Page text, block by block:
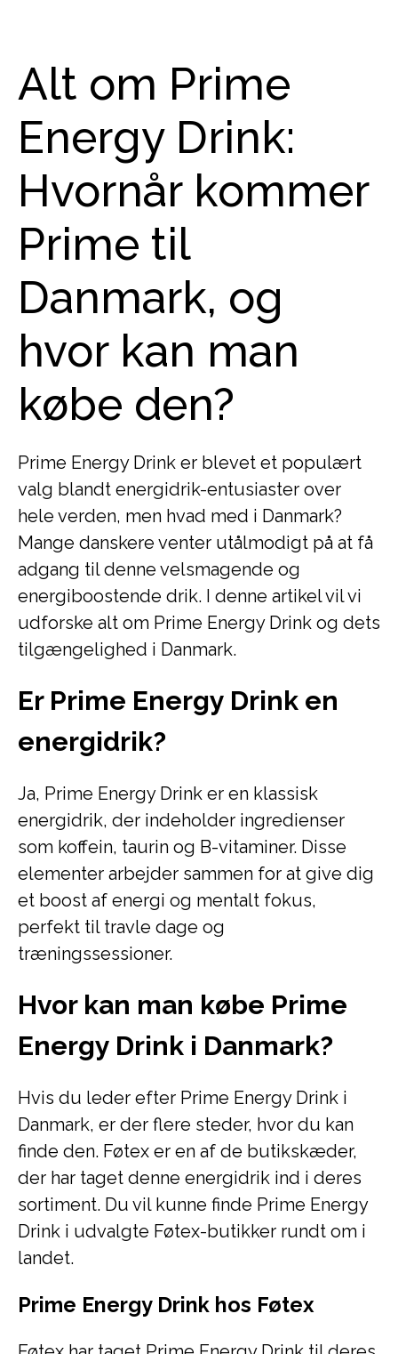
Alt om Prime
Energy Drink:
Hvornår kommer
Prime til
Danmark, og
hvor kan man
købe den?
Prime Energy Drink er blevet et populært
valg blandt energidrik-entusiaster over
hele verden, men hvad med i Danmark?
Mange danskere venter utålmodigt på at få
adgang til denne velsmagende og
energiboostende drik. I denne artikel vil vi
udforske alt om Prime Energy Drink og dets
tilgængelighed i Danmark.
Er Prime Energy Drink en
energidrik?
Ja, Prime Energy Drink er en klassisk
energidrik, der indeholder ingredienser
som koffein, taurin og B-vitaminer. Disse
elementer arbejder sammen for at give dig
et boost af energi og mentalt fokus,
perfekt til travle dage og
træningssessioner.
Hvor kan man købe Prime
Energy Drink i Danmark?
Hvis du leder efter Prime Energy Drink i
Danmark, er der flere steder, hvor du kan
finde den. Føtex er en af de butikskæder,
der har taget denne energidrik ind i deres
sortiment. Du vil kunne finde Prime Energy
Drink i udvalgte Føtex-butikker rundt om i
landet.
Prime Energy Drink hos Føtex